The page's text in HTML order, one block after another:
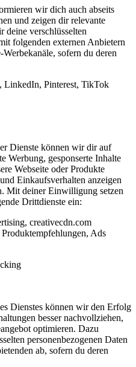
wir dich auch abseits
und zeigen dir relevante
deine verschlüsselten
folgenden externen Anbietern
sofern du deren
LinkedIn, Pinterest, TikTok
Dienste können wir dir auf
Werbung, gesponserte Inhalte
Webseite oder Produkte
Einkaufsverhalten anzeigen
Mit deiner Einwilligung setzen
Drittdienste ein:
creativecdn.com
Ads
Dienstes können wir den Erfolg
besser nachvollziehen,
optimieren. Dazu
personenbezogenen Daten
ab, sofern du deren